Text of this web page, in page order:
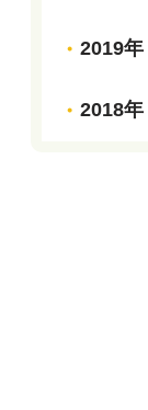
2019年
2018年